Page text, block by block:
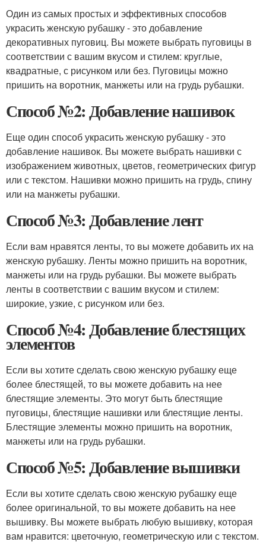
Один из самых простых и эффективных способов
украсить женскую рубашку - это добавление
декоративных пуговиц. Вы можете выбрать пуговицы в
соответствии с вашим вкусом и стилем: круглые,
квадратные, с рисунком или без. Пуговицы можно
пришить на воротник, манжеты или на грудь рубашки.
Способ №2: Добавление нашивок
Еще один способ украсить женскую рубашку - это
добавление нашивок. Вы можете выбрать нашивки с
изображением животных, цветов, геометрических фигур
или с текстом. Нашивки можно пришить на грудь, спину
или на манжеты рубашки.
Способ №3: Добавление лент
Если вам нравятся ленты, то вы можете добавить их на
женскую рубашку. Ленты можно пришить на воротник,
манжеты или на грудь рубашки. Вы можете выбрать
ленты в соответствии с вашим вкусом и стилем:
широкие, узкие, с рисунком или без.
Способ №4: Добавление блестящих
элементов
Если вы хотите сделать свою женскую рубашку еще
более блестящей, то вы можете добавить на нее
блестящие элементы. Это могут быть блестящие
пуговицы, блестящие нашивки или блестящие ленты.
Блестящие элементы можно пришить на воротник,
манжеты или на грудь рубашки.
Способ №5: Добавление вышивки
Если вы хотите сделать свою женскую рубашку еще
более оригинальной, то вы можете добавить на нее
вышивку. Вы можете выбрать любую вышивку, которая
вам нравится: цветочную, геометрическую или с текстом.